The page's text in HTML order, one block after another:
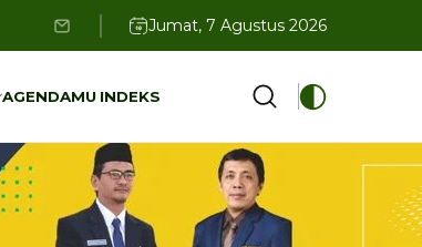
Jumat, 7 Agustus 2026
AGENDAMU INDEKS